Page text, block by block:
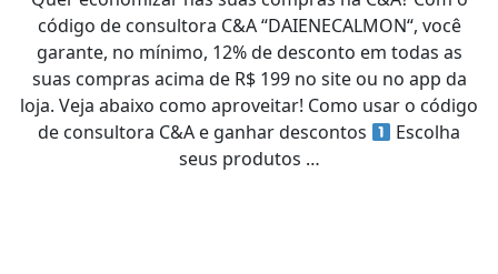
código de consultora C&A “DAIENECALMON“, você
garante, no mínimo, 12% de desconto em todas as
suas compras acima de R$ 199 no site ou no app da
loja. Veja abaixo como aproveitar! Como usar o código
de consultora C&A e ganhar descontos
Escolha
seus produtos …